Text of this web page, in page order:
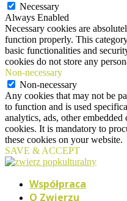
Necessary
Always Enabled
Necessary cookies are
function properly. This
basic functionalities and
cookies do not store any
Non-necessary
Non-necessary
Any cookies that may not be
to function and is used
analytics, ads, other embedded
cookies. It is mandatory to
these cookies on your website.
SAVE & ACCEPT
Współpraca
O Zwierzu